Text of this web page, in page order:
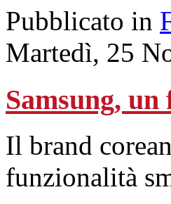
Pubblicato in
Martedì, 25
Samsung,
Il brand
funzionalità